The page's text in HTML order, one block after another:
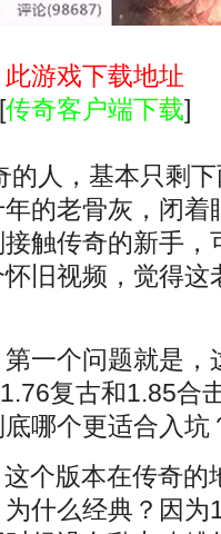
此游戏下载地址
[传奇客户端下载]
人，基本只剩下
的老骨灰，闭着
触传奇的新手，
旧视频，觉得这
个问题就是，
复古和1.85合
哪个更适合入坑
版本在传奇的
什么经典？因为